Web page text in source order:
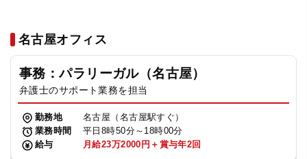
名古屋オフィス
事務：パラリーガル（名古屋）
弁護士のサポート業務を担当
勤務地
名古屋（名古屋駅すぐ）
業務時間
平日8時50分～18時00分
給与
月給23万2000円＋賞与年2回